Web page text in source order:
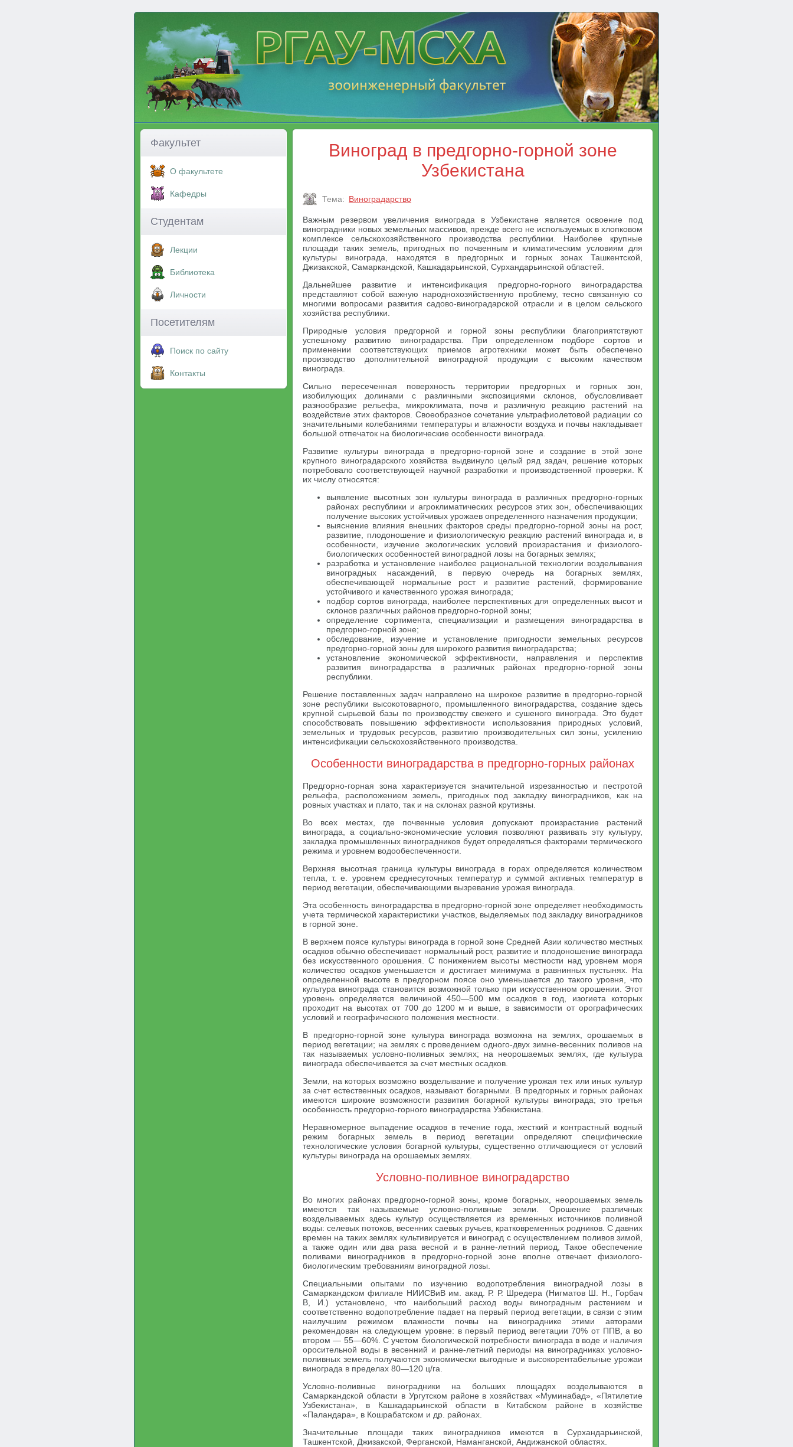
Факультет
О факультете
Кафедры
Студентам
Лекции
Библиотека
Личности
Посетителям
Поиск по сайту
Контакты
Виноград в предгорно-горной зоне
Узбекистана
Тема: Виноградарство
Важным резервом увеличения винограда в Узбекистане является освоение под
виноградники новых земельных массивов, прежде всего не используемых в хлопковом
комплексе сельскохозяйственного производства республики. Наиболее крупные
площади таких земель, пригодных по почвенным и климатическим условиям для
культуры винограда, находятся в предгорных и горных зонах Ташкентской,
Джизакской, Самаркандской, Кашкадарьинской, Сурхандарьинской областей.
Дальнейшее развитие и интенсификация предгорно-горного виноградарства
представляют собой важную народнохозяйственную проблему, тесно связанную со
многими вопросами развития садово-виноградарской отрасли и в целом сельского
хозяйства республики.
Природные условия предгорной и горной зоны республики благоприятствуют
успешному развитию виноградарства. При определенном подборе сортов и
применении соответствующих приемов агротехники может быть обеспечено
производство дополнительной виноградной продукции с высоким качеством
винограда.
Сильно пересеченная поверхность территории предгорных и горных зон,
изобилующих долинами с различными экспозициями склонов, обусловливает
разнообразие рельефа, микроклимата, почв и различную реакцию растений на
воздействие этих факторов. Своеобразное сочетание ультрафиолетовой радиации со
значительными колебаниями температуры и влажности воздуха и почвы накладывает
большой отпечаток на биологические особенности винограда.
Развитие культуры винограда в предгорно-горной зоне и создание в этой зоне
крупного виноградарского хозяйства выдвинуло целый ряд задач, решение которых
потребовало соответствующей научной разработки и производственной проверки. К
их числу относятся:
выявление высотных зон культуры винограда в различных предгорно-горных
районах республики и агроклиматических ресурсов этих зон, обеспечивающих
получение высоких устойчивых урожаев определенного назначения продукции;
выяснение влияния внешних факторов среды предгорно-горной зоны на рост,
развитие, плодоношение и физиологическую реакцию растений винограда и, в
особенности, изучение экологических условий произрастания и физиолого-
биологических особенностей виноградной лозы на богарных землях;
разработка и установление наиболее рациональной технологии возделывания
виноградных насаждений, в первую очередь на богарных землях,
обеспечивающей нормальные рост и развитие растений, формирование
устойчивого и качественного урожая винограда;
подбор сортов винограда, наиболее перспективных для определенных высот и
склонов различных районов предгорно-горной зоны;
определение сортимента, специализации и размещения виноградарства в
предгорно-горной зоне;
обследование, изучение и установление пригодности земельных ресурсов
предгорно-горной зоны для широкого развития виноградарства;
установление экономической эффективности, направления и перспектив
развития виноградарства в различных районах предгорно-горной зоны
республики.
Решение поставленных задач направлено на широкое развитие в предгорно-горной
зоне республики высокотоварного, промышленного виноградарства, создание здесь
крупной сырьевой базы по производству свежего и сушеного винограда. Это будет
способствовать повышению эффективности использования природных условий,
земельных и трудовых ресурсов, развитию производительных сил зоны, усилению
интенсификации сельскохозяйственного производства.
Особенности виноградарства в предгорно-горных районах
Предгорно-горная зона характеризуется значительной изрезанностью и пестротой
рельефа, расположением земель, пригодных под закладку виноградников, как на
ровных участках и плато, так и на склонах разной крутизны.
Во всех местах, где почвенные условия допускают произрастание растений
винограда, а социально-экономические условия позволяют развивать эту культуру,
закладка промышленных виноградников будет определяться факторами термического
режима и уровнем водообеспеченности.
Верхняя высотная граница культуры винограда в горах определяется количеством
тепла, т. е. уровнем среднесуточных температур и суммой активных температур в
период вегетации, обеспечивающими вызревание урожая винограда.
Эта особенность виноградарства в предгорно-горной зоне определяет необходимость
учета термической характеристики участков, выделяемых под закладку виноградников
в горной зоне.
В верхнем поясе культуры винограда в горной зоне Средней Азии количество местных
осадков обычно обеспечивает нормальный рост, развитие и плодоношение винограда
без искусственного орошения. С понижением высоты местности над уровнем моря
количество осадков уменьшается и достигает минимума в равнинных пустынях. На
определенной высоте в предгорном поясе оно уменьшается до такого уровня, что
культура винограда становится возможной только при искусственном орошении. Этот
уровень определяется величиной 450—500 мм осадков в год, изогиета которых
проходит на высотах от 700 до 1200 м и выше, в зависимости от орографических
условий и географического положения местности.
В предгорно-горной зоне культура винограда возможна на землях, орошаемых в
период вегетации; на землях с проведением одного-двух зимне-весенних поливов на
так называемых условно-поливных землях; на неорошаемых землях, где культура
винограда обеспечивается за счет местных осадков.
Земли, на которых возможно возделывание и получение урожая тех или иных культур
за счет естественных осадков, называют богарными. В предгорных и горных районах
имеются широкие возможности развития богарной культуры винограда; это третья
особенность предгорно-горного виноградарства Узбекистана.
Неравномерное выпадение осадков в течение года, жесткий и контрастный водный
режим богарных земель в период вегетации определяют специфические
технологические условия богарной культуры, существенно отличающиеся от условий
культуры винограда на орошаемых землях.
Условно-поливное виноградарство
Во многих районах предгорно-горной зоны, кроме богарных, неорошаемых земель
имеются так называемые условно-поливные земли. Орошение различных
возделываемых здесь культур осуществляется из временных источников поливной
воды: селевых потоков, весенних саевых ручьев, кратковременных родников. С давних
времен на таких землях культивируется и виноград с осуществлением поливов зимой,
а также один или два раза весной и в ранне-летний период, Такое обеспечение
поливами виноградников в предгорно-горной зоне вполне отвечает физиолого-
биологическим требованиям виноградной лозы.
Специальными опытами по изучению водопотребления виноградной лозы в
Самаркандском филиале НИИСВиВ им. акад. Р. Р. Шредера (Нигматов Ш. Н., Горбач
В, И.) установлено, что наибольший расход воды виноградным растением и
соответственно водопотребление падает на первый период вегетации, в связи с этим
наилучшим режимом влажности почвы на винограднике этими авторами
рекомендован на следующем уровне: в первый период вегетации 70% от ППВ, а во
втором — 55—60%. С учетом биологической потребности винограда в воде и наличия
оросительной воды в весенний и ранне-летний периоды на виноградниках условно-
поливных земель получаются экономически выгодные и высокорентабельные урожаи
винограда в пределах 80—120 ц/га.
Условно-поливные виноградники на больших площадях возделываются в
Самаркандской области в Ургутском районе в хозяйствах «Муминабад», «Пятилетие
Узбекистана», в Кашкадарьинской области в Китабском районе в хозяйстве
«Паландара», в Кошрабатском и др. районах.
Значительные площади таких виноградников имеются в Сурхандарьинской,
Ташкентской, Джизакской, Ферганской, Наманганской, Андижанской областях.